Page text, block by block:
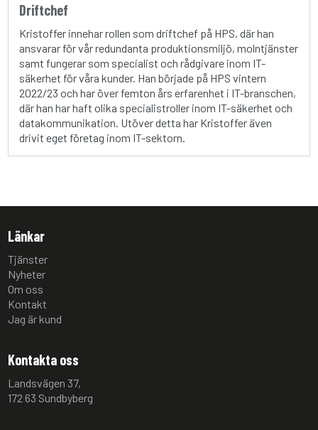
Driftchef
Kristoffer innehar rollen som driftchef på HPS, där han
ansvarar för vår redundanta produktionsmiljö, molntjänster
samt fungerar som specialist och rådgivare inom IT-
säkerhet för våra kunder. Han började på HPS vintern
2022/23 och har över femton års erfarenhet i IT-branschen,
där han har haft olika specialistroller inom IT-säkerhet och
datakommunikation. Utöver detta har Kristoffer även
drivit eget företag inom IT-sektorn.
Länkar
Tjänster
Nyheter
Om oss
Kontakt
Jag är kund
Kontakta oss
Landsvägen 37,
172 63 Sundbyberg